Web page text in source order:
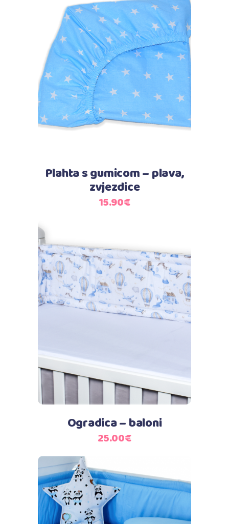
Dodaj u košaricu
Plahta s gumicom – plava,
zvjezdice
15.90€
Dodaj u košaricu
Ogradica – baloni
25.00€